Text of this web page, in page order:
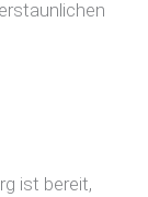
ist bereit,